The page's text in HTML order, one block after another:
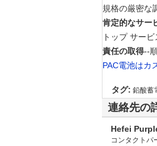
規格の厳密な
肯定的なサー
トップ サー
責任の取得--
PAC電池はカ
タグ: 鉛酸蓄
連絡先の
Hefei
コンタクトパ